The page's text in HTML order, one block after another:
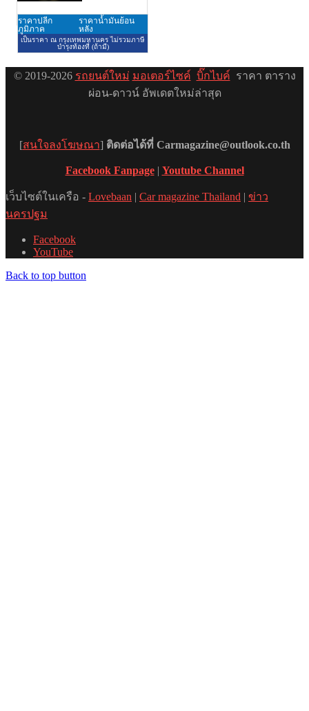
© 2019-2026 รถยนต์ใหม่ มอเตอร์ไซค์ บิ๊กไบค์ ราคา ตาราง
ผ่อน-ดาวน์ อัพเดตใหม่ล่าสุด
[สนใจลงโฆษณา] ติดต่อได้ที่ Carmagazine@outlook.co.th
Facebook Fanpage| Youtube Channel
เว็บไซต์ในเครือ - Lovebaan | Car magazine Thailand | ข่าว
นครปฐม
Facebook
YouTube
Back to top button